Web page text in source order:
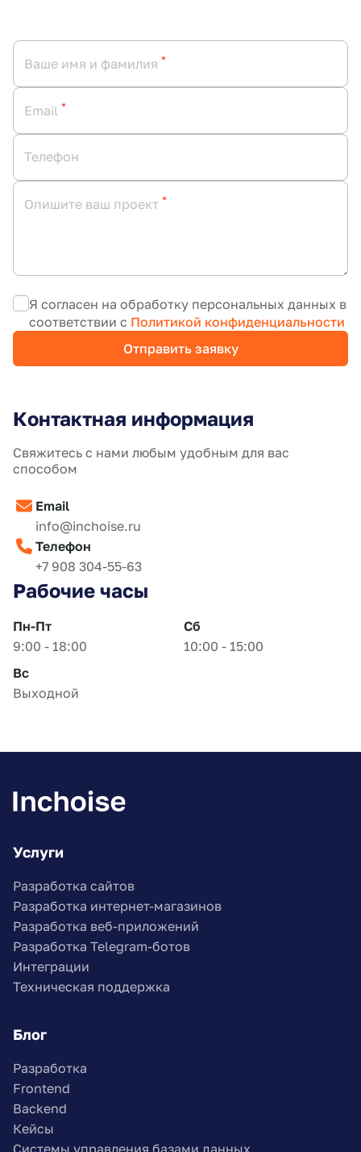
Ваше имя и фамилия *
Email *
Телефон
Опишите ваш проект *
Я согласен на обработку персональных данных в
соответствии с Политикой конфиденциальности
Отправить заявку
Контактная информация
Свяжитесь с нами любым удобным для вас
способом
Email
info@inchoise.ru
Телефон
+7 908 304-55-63
Рабочие часы
Пн-Пт
9:00 - 18:00
Сб
10:00 - 15:00
Вс
Выходной
Услуги
Разработка сайтов
Разработка интернет-магазинов
Разработка веб-приложений
Разработка Telegram-ботов
Интеграции
Техническая поддержка
Блог
Разработка
Frontend
Backend
Кейсы